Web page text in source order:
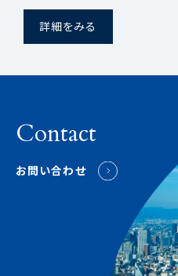
詳細をみる
Contact
お問い合わせ